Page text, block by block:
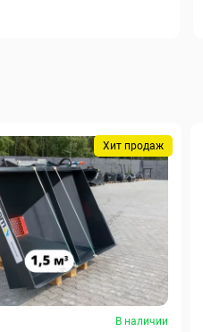
Хит продаж
В наличии